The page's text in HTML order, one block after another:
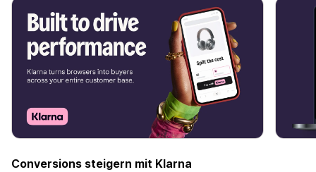
Conversions steigern mit Klarna